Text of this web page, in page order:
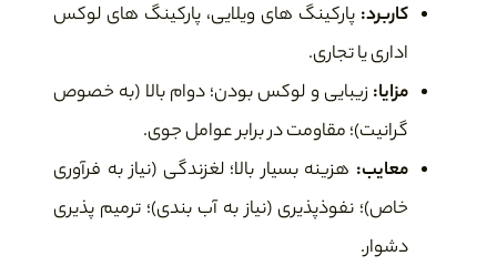
کاربرد: پارکینگ های ویلایی، پارکینگ های لوکس
اداری یا تجاری.
مزایا: زیبایی و لوکس بودن؛ دوام بالا (به خصوص
گرانیت)؛ مقاومت در برابر عوامل جوی.
معایب: هزینه بسیار بالا؛ لغزندگی (نیاز به فرآوری
خاص)؛ نفوذپذیری (نیاز به آب بندی)؛ ترمیم پذیری
دشوار.